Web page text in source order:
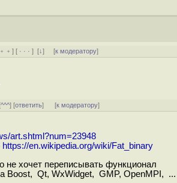
] [ · · ·][↓] [к модератору]
^^^] [ответить] [к модератору]
art.shtml?num=23948
https://en.wikipedia.org/wiki/Fat_binary
не хочет переписывать функционал
Boost, Qt, WxWidget, GMP, OpenMPI, ...